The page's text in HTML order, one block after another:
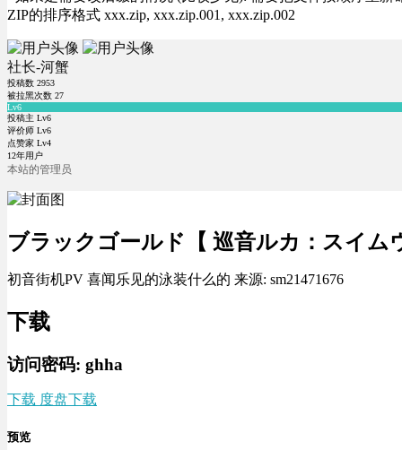
ZIP的排序格式 xxx.zip, xxx.zip.001, xxx.zip.002
社长-河蟹
投稿数 2953
被拉黑次数 27
Lv6
投稿主 Lv6
评价师 Lv6
点赞家 Lv4
12年用户
本站的管理员
ブラックゴールド【 巡音ルカ：スイム
初音街机PV 喜闻乐见的泳装什么的 来源: sm21471676
下载
访问密码: ghha
下载 度盘下载
预览